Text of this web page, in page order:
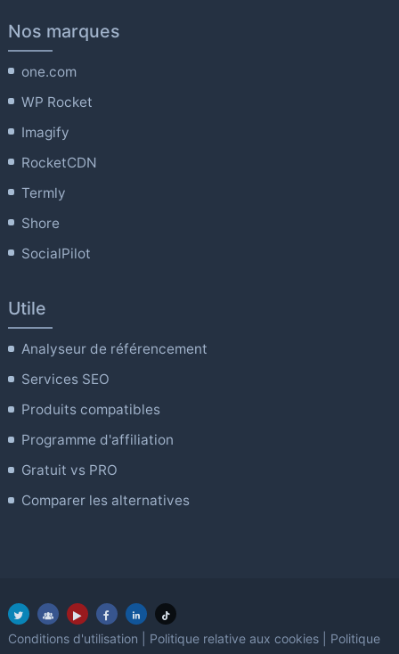
Nos marques
one.com
WP Rocket
Imagify
RocketCDN
Termly
Shore
SocialPilot
Utile
Analyseur de référencement
Services SEO
Produits compatibles
Programme d'affiliation
Gratuit vs PRO
Comparer les alternatives
Conditions d'utilisation Politique relative aux cookies
Politique